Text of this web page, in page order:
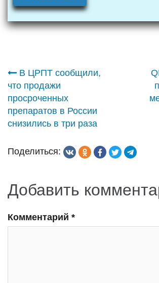
Навигация
по
записям
В ЦРПТ сообщили,
что продажи
просроченных
препаратов в России
снизились в три раза
Поделиться:
Добавить
Комментарий *